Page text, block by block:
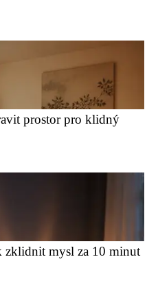
prostor pro klidný
zklidnit mysl za 10 minut